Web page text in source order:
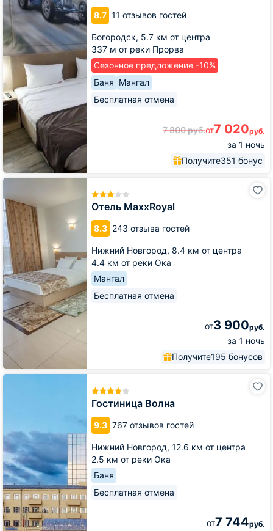
8.7 11 отзывов гостей
Богородск, 5.7 км от центра
337 м от реки Прорва
Сезонное предложение -10%
Баня Мангал
Бесплатная отмена
7 800руб.от7 020руб.
за 1 ночь
Получите351 бонус
Отель MaxxRoyal
8.3 243 отзыва гостей
Нижний Новгород, 8.4 км от центра
4.4 км от реки Ока
Мангал
Бесплатная отмена
от3 900руб.
за 1 ночь
Получите195 бонусов
Отель
Гостиница Волна
9.3 767 отзывов гостей
Нижний Новгород, 12.6 км от центра
2.5 км от реки Ока
Баня
Бесплатная отмена
от7 744руб.
Гостиница